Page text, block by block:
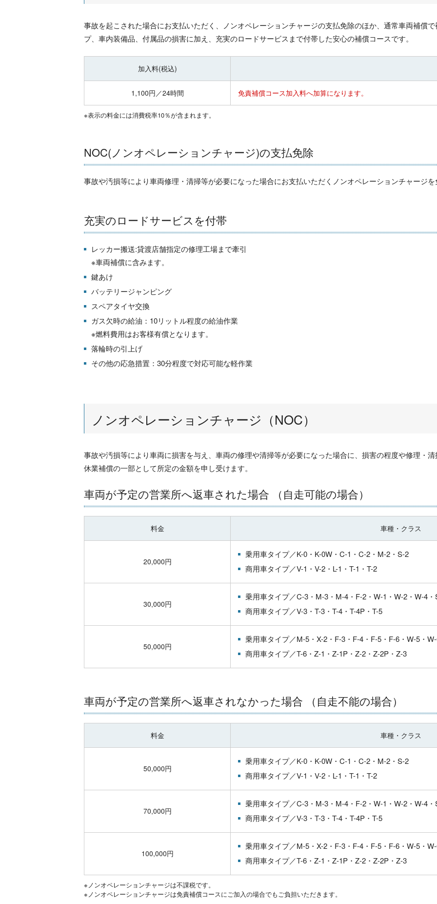
事故を起こされた場合にお支払いただく、ノンオペレーションチャージの支払免除のほか、通常車両補償
プ、車内装備品、付属品の損害に加え、充実のロードサービスまで付帯した安心の補償コースです。
加入料(税込)
1,100円／24時間 免責補償コース加入料へ加算になります。
※表示の料金には消費税率10％が含まれます。
NOC(ノンオペレーションチャージ)の支払免除
事故や汚損等により車両修理・清掃等が必要になった場合にお支払いただくノンオペレーションチャージを
充実のロードサービスを付帯
レッカー搬送:貸渡店舗指定の修理工場まで牽引
※車両補償に含みます。
鍵あけ
バッテリージャンピング
スペアタイヤ交換
ガス欠時の給油：10リットル程度の給油作業
※燃料費用はお客様有償となります。
落輪時の引上げ
その他の応急措置：30分程度で対応可能な軽作業
ノンオペレーションチャージ（NOC）
事故や汚損等により車両に損害を与え、車両の修理や清掃等が必要になった場合に、損害の程度や修理・
休業補償の一部として所定の金額を申し受けます。
車両が予定の営業所へ返車された場合 （自走可能の場合）
料金 車種・クラス
20,000円
乗用車タイプ／K-0・ K-0W・ C-1・ C-2・ M-2・ S-2
商用車タイプ／V-1・ V-2・ L-1・ T-1・ T-2
30,000円
乗用車タイプ／C-3・ M-3・ M-4・ F-2・ W-1・ W-2・ W-4・
商用車タイプ／V-3・ T-3・ T-4・ T-4P・ T-5
50,000円
乗用車タイプ／M-5・ X-2・ F-3・ F-4・ F-5・ F-6・ W-5・
商用車タイプ／T-6・ Z-1・ Z-1P・ Z-2・ Z-2P・ Z-3
車両が予定の営業所へ返車されなかった場合 （自走不能の場合）
料金 車種・クラス
50,000円
乗用車タイプ／K-0・ K-0W・ C-1・ C-2・ M-2・ S-2
商用車タイプ／V-1・ V-2・ L-1・ T-1・ T-2
70,000円
乗用車タイプ／C-3・ M-3・ M-4・ F-2・ W-1・ W-2・ W-4・
商用車タイプ／V-3・ T-3・ T-4・ T-4P・ T-5
100,000円
乗用車タイプ／M-5・ X-2・ F-3・ F-4・ F-5・ F-6・ W-5・
商用車タイプ／T-6・ Z-1・ Z-1P・ Z-2・ Z-2P・ Z-3
※ノンオペレーションチャージは不課税です。
※ノンオペレーションチャージは免責補償コースにご加入の場合でもご負担いただきます。